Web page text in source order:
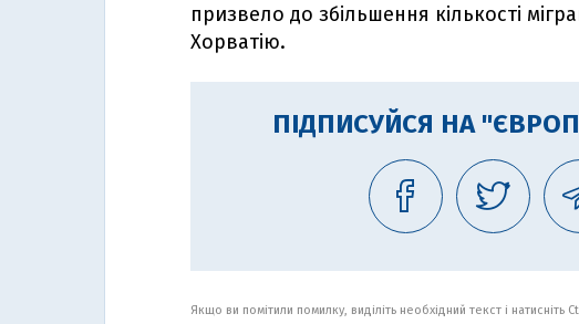
призвело до збільшення кількості
Хорватію.
ПІДПИСУЙСЯ НА
Якщо ви помітили помилку, виділіть необхідний текст і